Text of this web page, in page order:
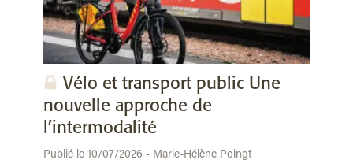
Vélo et transport public Une
nouvelle approche de
l’intermodalité
Publié le 10/07/2026 - Marie-Hélène Poingt